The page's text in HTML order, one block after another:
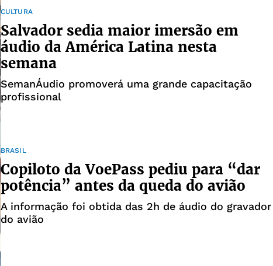
CULTURA
Salvador sedia maior imersão em
áudio da América Latina nesta
semana
SemanÁudio promoverá uma grande capacitação
profissional
BRASIL
Copiloto da VoePass pediu para “dar
potência” antes da queda do avião
A informação foi obtida das 2h de áudio do gravador
do avião